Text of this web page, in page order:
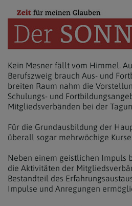
Kein Mesner fällt vom Himmel.
Berufszweig brauch Aus- und
breiten Raum nahm die
Schulungs- und
Mitgliedsverbänden bei der
Für die Grundausbildung der
überall sogar mehrwöchige
Neben einem geistlichen Impuls
die Aktivitäten der
Bestandteil des
Impulse und Anregungen